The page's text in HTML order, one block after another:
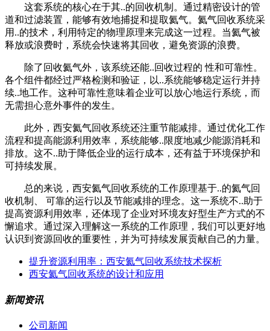
这套系统的核心在于其..的回收机制。通过精密设计的管
道和过滤装置，能够有效地捕捉和提取氦气。氦气回收系统采
用..的技术，利用特定的物理原理来完成这一过程。当氦气被
释放或浪费时，系统会快速将其回收，避免资源的浪费。
除了回收氦气外，该系统还能..回收过程的 性和可靠性。
各个组件都经过严格检测和验证，以..系统能够稳定运行并持
续..地工作。这种可靠性意味着企业可以放心地运行系统，而
无需担心意外事件的发生。
此外，西安氦气回收系统还注重节能减排。通过优化工作
流程和提高能源利用效率，系统能够..限度地减少能源消耗和
排放。这不..助于降低企业的运行成本，还有益于环境保护和
可持续发展。
总的来说，西安氦气回收系统的工作原理基于..的氦气回
收机制、 可靠的运行以及节能减排的理念。这一系统不..助于
提高资源利用效率，还体现了企业对环境友好型生产方式的不
懈追求。通过深入理解这一系统的工作原理，我们可以更好地
认识到资源回收的重要性，并为可持续发展贡献自己的力量。
提升资源利用率：西安氦气回收系统技术探析
西安氦气回收系统的设计和应用
新闻资讯
公司新闻